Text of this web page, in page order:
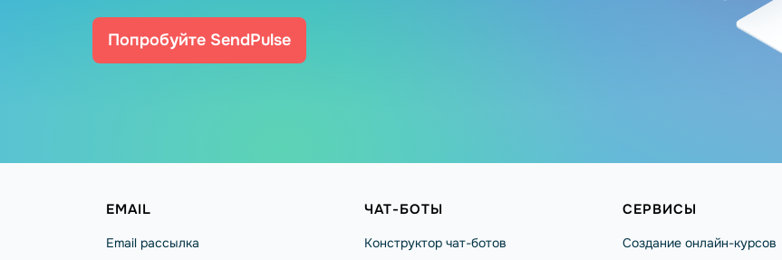
Попробуйте SendPulse
EMAIL
Email рассылка
ЧАТ-БОТЫ
Конструктор чат-ботов
СЕРВИСЫ
Создание онлайн-курсов